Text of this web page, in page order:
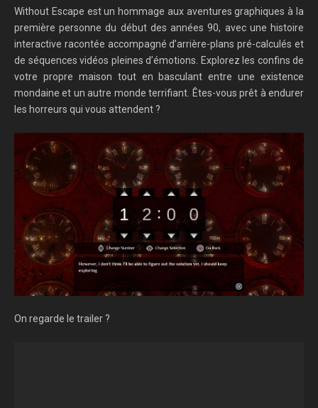
Without Escape est un hommage aux aventures graphiques à la
première personne du début des années 90, avec une histoire
interactive racontée accompagné d’arrière-plans pré-calculés et
de séquences vidéos pleines d’émotions. Explorez les confins de
votre propre maison tout en basculant entre une existence
mondaine et un autre monde terrifiant. Êtes-vous prêt à endurer
les horreurs qui vous attendent ?
On regarde le trailer ?